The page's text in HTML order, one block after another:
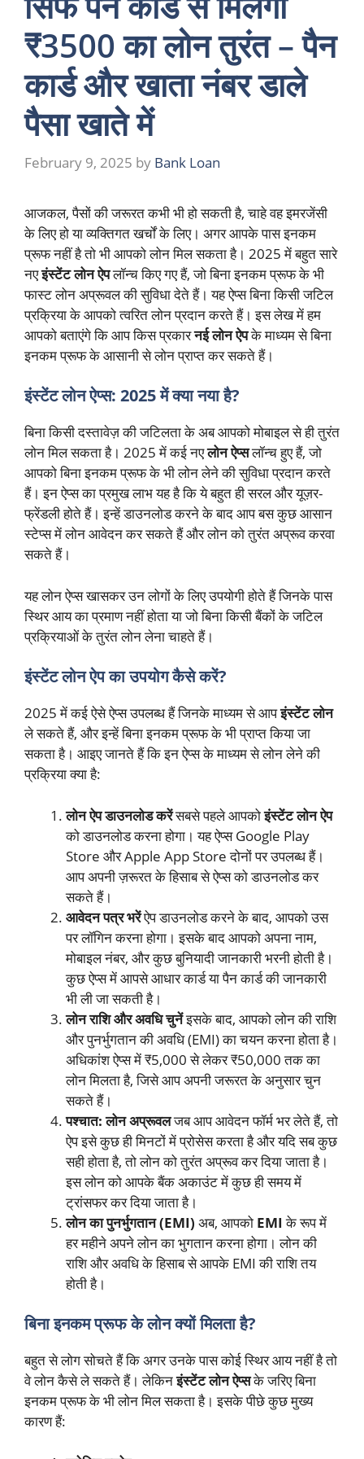
₹3500 का लोन तुरंत – पैन
कार्ड और खाता नंबर डाले
पैसा खाते में
February 9, 2025 by Bank Loan
आजकल, पैसों की जरूरत कभी भी हो सकती है, चाहे वह इमरजेंसी
के लिए हो या व्यक्तिगत खर्चों के लिए। अगर आपके पास इनकम
प्रूफ नहीं है तो भी आपको लोन मिल सकता है। 2025 में बहुत सारे
नएइंस्टेंट लोन ऐपलॉन्च किए गए हैं, जो बिना इनकम प्रूफ के भी
फास्ट लोन अप्रूवल की सुविधा देते हैं। यह ऐप्स बिना किसी जटिल
प्रक्रिया के आपको त्वरित लोन प्रदान करते हैं। इस लेख में हम
आपको बताएंगे कि आप किस प्रकारनई लोन ऐपके माध्यम से बिना
इनकम प्रूफ के आसानी से लोन प्राप्त कर सकते हैं।
इंस्टेंट लोन ऐप्स: 2025 में क्या नया है?
बिना किसी दस्तावेज़ की जटिलता के अब आपको मोबाइल से ही तुरंत
लोन मिल सकता है। 2025 में कई नएलोन ऐप्सलॉन्च हुए हैं, जो
आपको बिना इनकम प्रूफ के भी लोन लेने की सुविधा प्रदान करते
हैं। इन ऐप्स का प्रमुख लाभ यह है कि ये बहुत ही सरल और यूज़र-
फ्रेंडली होते हैं। इन्हें डाउनलोड करने के बाद आप बस कुछ आसान
स्टेप्स में लोन आवेदन कर सकते हैं और लोन को तुरंत अप्रूव करवा
सकते हैं।
यह लोन ऐप्स खासकर उन लोगों के लिए उपयोगी होते हैं जिनके पास
स्थिर आय का प्रमाण नहीं होता या जो बिना किसी बैंकों के जटिल
प्रक्रियाओं के तुरंत लोन लेना चाहते हैं।
इंस्टेंट लोन ऐप का उपयोग कैसे करें?
2025 में कई ऐसे ऐप्स उपलब्ध हैं जिनके माध्यम से आपइंस्टेंट लोन
ले सकते हैं, और इन्हें बिना इनकम प्रूफ के भी प्राप्त किया जा
सकता है। आइए जानते हैं कि इन ऐप्स के माध्यम से लोन लेने की
प्रक्रिया क्या है:
लोन ऐप डाउनलोड करेंसबसे पहले आपकोइंस्टेंट लोन ऐप
को डाउनलोड करना होगा। यह ऐप्स Google Play
Store और Apple App Store दोनों पर उपलब्ध हैं।
आप अपनी ज़रूरत के हिसाब से ऐप्स को डाउनलोड कर
सकते हैं।
आवेदन पत्र भरेंऐप डाउनलोड करने के बाद, आपको उस
पर लॉगिन करना होगा। इसके बाद आपको अपना नाम,
मोबाइल नंबर, और कुछ बुनियादी जानकारी भरनी होती है।
कुछ ऐप्स में आपसे आधार कार्ड या पैन कार्ड की जानकारी
भी ली जा सकती है।
लोन राशि और अवधि चुनेंइसके बाद, आपको लोन की राशि
और पुनर्भुगतान की अवधि (EMI) का चयन करना होता है।
अधिकांश ऐप्स में ₹5,000 से लेकर ₹50,000 तक का
लोन मिलता है, जिसे आप अपनी जरूरत के अनुसार चुन
सकते हैं।
पश्चात: लोन अप्रूवलजब आप आवेदन फॉर्म भर लेते हैं, तो
ऐप इसे कुछ ही मिनटों में प्रोसेस करता है और यदि सब कुछ
सही होता है, तो लोन को तुरंत अप्रूव कर दिया जाता है।
इस लोन को आपके बैंक अकाउंट में कुछ ही समय में
ट्रांसफर कर दिया जाता है।
लोन का पुनर्भुगतान (EMI) अब, आपको EMI के रूप में
हर महीने अपने लोन का भुगतान करना होगा। लोन की
राशि और अवधि के हिसाब से आपके EMI की राशि तय
होती है।
बिना इनकम प्रूफ के लोन क्यों मिलता है?
बहुत से लोग सोचते हैं कि अगर उनके पास कोई स्थिर आय नहीं है तो
वे लोन कैसे ले सकते हैं। लेकिनइंस्टेंट लोन ऐप्सके जरिए बिना
इनकम प्रूफ के भी लोन मिल सकता है। इसके पीछे कुछ मुख्य
कारण हैं: